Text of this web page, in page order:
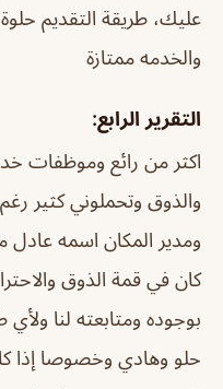
عليك، طريقة التقديم
والخدمه ممتازة
التقرير الرابع:
اكثر من رائع وموظفات
والذوق وتحملوني كثير
ومدير المكان اسمه
كان في قمة الذوق
بوجوده ومتابعته لنا
حلو وهادي وخصوصا إذا